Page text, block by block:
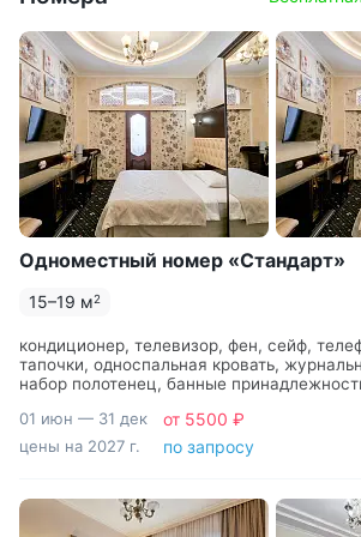
Одноместный номер «Стандарт»
15–19 м2
кондиционер, телевизор, фен, сейф,
тапочки, односпальная кровать,
набор полотенец, банные
01 июн — 31 дек
от 5500 ₽
цены на 2027 г. по запросу